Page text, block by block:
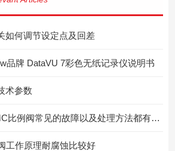
如何调节设定点及回差
品牌 DataVU 7彩色无纸记录仪说明书
术参数
我们来分析下SMC比例阀常见的故障以及处理方法都有哪些
工作原理耐腐蚀比较好